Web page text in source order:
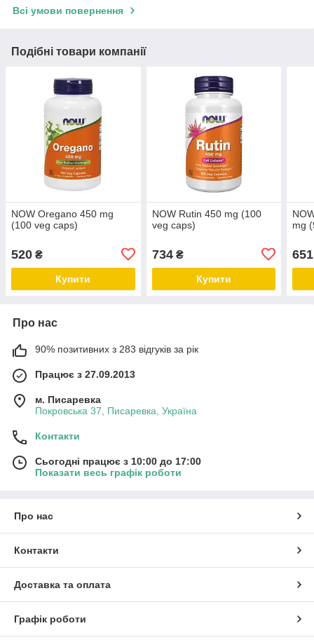
Всі умови повернення
Подібні товари компанії
NOW Oregano 450 mg
(100 veg caps)
520 ₴
Купити
NOW Rutin 450 mg (100
veg caps)
734₴
Купити
mg
651
Про нас
90% позитивних з 283 відгуків за рік
Працює з 27.09.2013
м. Писаревка
Покровська 37, Писаревка, Україна
Контакти
Сьогодні працює з 10:00 до 17:00
Показати весь графік роботи
Про нас
Контакти
Доставка та оплата
Графік роботи